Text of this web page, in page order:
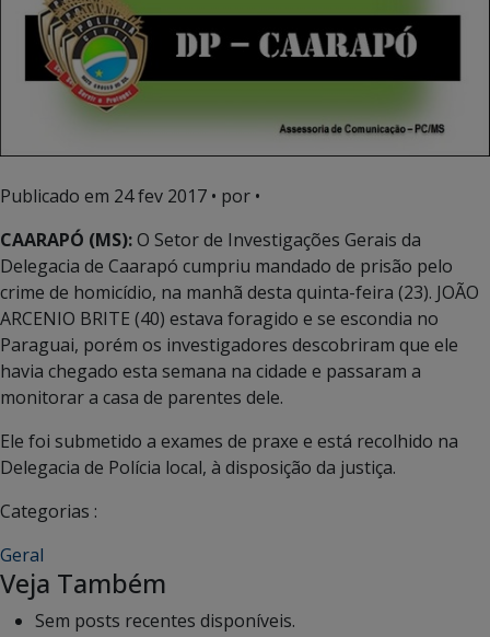
Publicado em 24 fev 2017 • por •
CAARAPÓ (MS):O Setor de Investigações Gerais da
Delegacia de Caarapó cumpriu mandado de prisão pelo
crime de homicídio, na manhã desta quinta-feira (23). JOÃO
ARCENIO BRITE (40) estava foragido e se escondia no
Paraguai, porém os investigadores descobriram que ele
havia chegado esta semana na cidade e passaram a
monitorar a casa de parentes dele.
Ele foi submetido a exames de praxe e está recolhido na
Delegacia de Polícia local, à disposição da justiça.
Categorias :
Geral
Veja Também
Sem posts recentes disponíveis.